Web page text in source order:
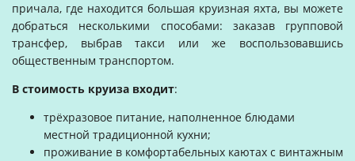
причала, где находится большая круизная яхта, вы можете
добраться несколькими способами: заказав групповой
трансфер, выбрав такси или же воспользовавшись
общественным транспортом.
В стоимость круиза входит:
трёхразовое питание, наполненное блюдами
местной традиционной кухни;
проживание в комфортабельных каютах с винтажным